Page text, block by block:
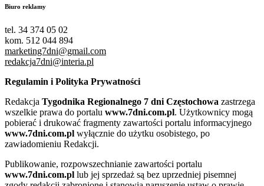
Biuro reklamy
tel. 34 374 05 02
kom. 512 044 894
marketing7dni@gmail.com
redakcja7dni@interia.pl
Regulamin i Polityka Prywatności
Redakcja Tygodnika Regionalnego 7 dni Częstochowa zastrzega
wszelkie prawa do portalu www.7dni.com.pl. Użytkownicy mogą
pobierać i drukować fragmenty zawartości portalu informacyjnego
www.7dni.com.pl wyłącznie do użytku osobistego, po
zawiadomieniu Redakcji.
Publikowanie, rozpowszechnianie zawartości portalu
www.7dni.com.pl lub jej sprzedaż są bez uprzedniej pisemnej